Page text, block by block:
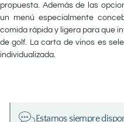
propuesta. Además de las
un menú especialmente
comida rápida y ligera para que
de golf. La carta de vinos es
individualizada.
Estamos siempre